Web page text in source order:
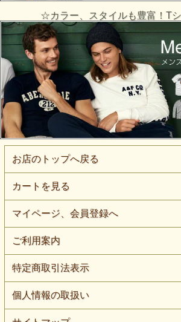
☆カラー、スタイルも豊富！Tシ
お店のトップへ戻る
カートを見る
マイページ、会員登録へ
ご利用案内
特定商取引法表示
個人情報の取扱い